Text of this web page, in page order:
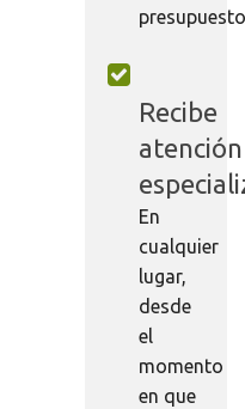
Recibe
atención
En
cualquier
lugar,
desde
el
momento
en que